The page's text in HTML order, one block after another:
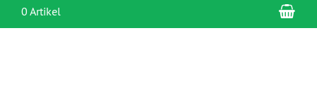
0 Artikel